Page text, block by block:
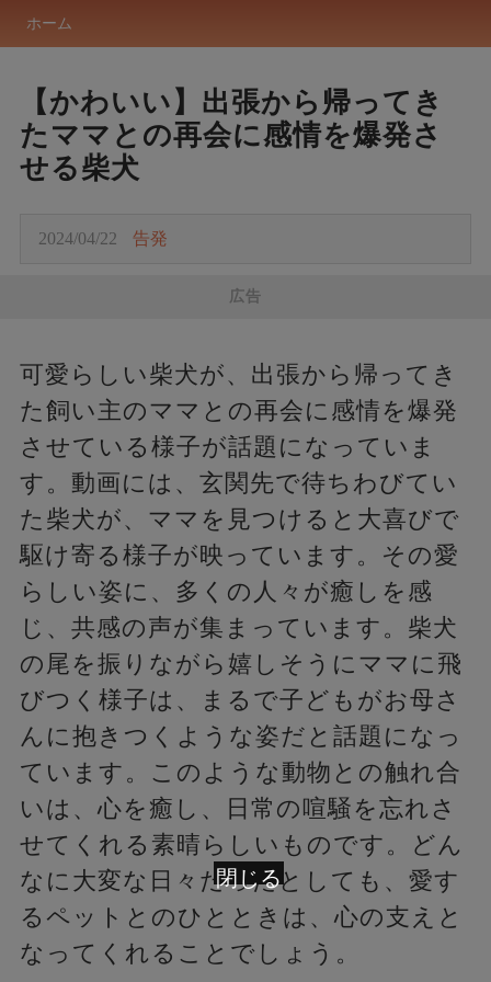
ホーム
【かわいい】出張から帰ってき
たママとの再会に感情を爆発さ
せる柴犬
2024/04/22 告発
広告
可愛らしい柴犬が、出張から帰ってき
た飼い主のママとの再会に感情を爆発
させている様子が話題になっていま
す。動画には、玄関先で待ちわびてい
た柴犬が、ママを見つけると大喜びで
駆け寄る様子が映っています。その愛
らしい姿に、多くの人々が癒しを感
じ、共感の声が集まっています。柴犬
の尾を振りながら嬉しそうにママに飛
びつく様子は、まるで子どもがお母さ
んに抱きつくような姿だと話題になっ
ています。このような動物との触れ合
いは、心を癒し、日常の喧騒を忘れさ
せてくれる素晴らしいものです。どん
なに大変な日々だったとしても、愛す
るペットとのひとときは、心の支えと
なってくれることでしょう。
閉じる